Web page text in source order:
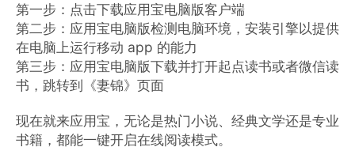
第一步：点击下载应用宝电脑版客户端
第二步：应用宝电脑版检测电脑环境，安装引擎以提供
在电脑上运行移动 app 的能力
第三步：应用宝电脑版下载并打开起点读书或者微信读
书，跳转到《妻锦》页面
现在就来应用宝，无论是热门小说、经典文学还是专业
书籍，都能一键开启在线阅读模式。